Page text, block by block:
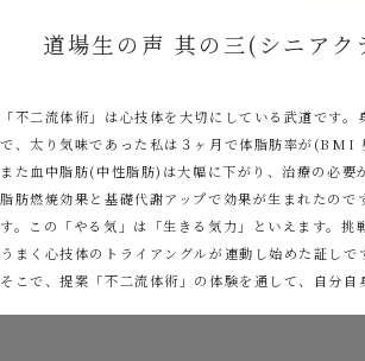
道場生の声 其の三(シニアク
「不二流体術」は心技体を大切にしている武道です
で、太り気味であった私は３ヶ月で体脂肪率が(BMI
また血中脂肪(中性脂肪)は大幅に下がり、治療の必要
脂肪燃焼効果と基礎代謝アップで効果が生まれたの
す。この「やる気」は「生きる気力」といえます。挑
うまく心技体のトライアングルが連動し始めた証しで
そこで、提案「不二流体術」の体験を通して、自分